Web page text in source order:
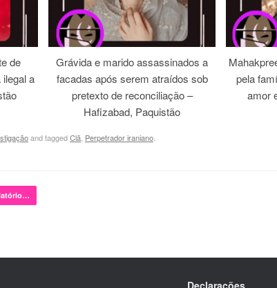
de
a
Grávida e marido assassinados a
facadas após serem atraídos sob
pretexto de reconciliação –
Hafizabad, Paquistão
pela
amor
and taggedClã Perpetrador iraniano
Declarações